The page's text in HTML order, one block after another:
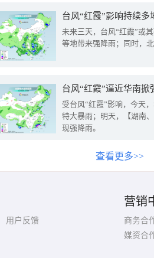
台风“红霞”影响持续
未来三天，台风“红霞”或
等地带来强降雨；同时，
台风“红霞”逼近华南
受台风“红霞”影响，今天
特大暴雨；明天，【湖南
现强降雨。
查看更多>>
用户反馈
营销
商务合
媒资合